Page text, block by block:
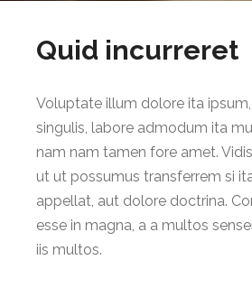
Quid incurreret
Voluptate illum dolore ita
singulis, labore admodum ita
nam nam tamen fore amet.
ut ut possumus transferrem si
appellat, aut dolore doctrina.
esse in magna, a a multos
iis multos.